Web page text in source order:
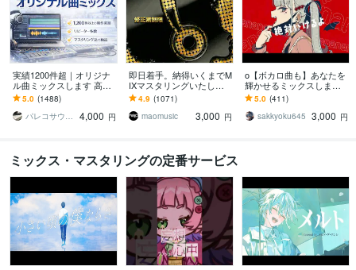
実績1200件超｜オリジナ
ル曲ミックスします 高評
価多数・マスタリング込
で納品
5.0 (1488)
パレコサウンド
4,000 円
即日着手。納得いくまでM
IXマスタリングいたしま
す 実績1000件突破。修正
無制限。高品質な音を最
速で。
4.9 (1071)
maomusic
3,000 円
o【ボカロ曲も】あなたを
輝かせるミックスします y
outubeに歌をアップした
い活動者様必見！格安高
音質
5.0 (411)
sakkyoku645 3,000 円
ミックス・マスタリングの定番サービス